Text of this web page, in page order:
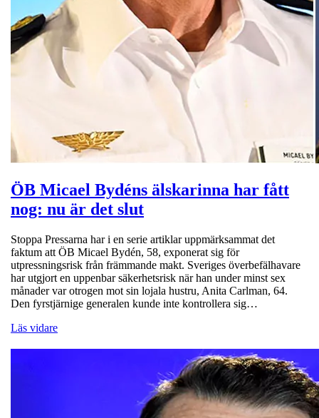
ÖB Micael Bydéns älskarinna har fått
nog: nu är det slut
Stoppa Pressarna har i en serie artiklar uppmärksammat det
faktum att ÖB Micael Bydén, 58, exponerat sig för
utpressningsrisk från främmande makt. Sveriges överbefälhavare
har utgjort en uppenbar säkerhetsrisk när han under minst sex
månader var otrogen mot sin lojala hustru, Anita Carlman, 64.
Den fyrstjärnige generalen kunde inte kontrollera sig…
Läs vidare